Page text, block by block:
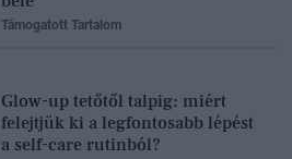
Támogatott Tartalom
Glow-up tetőtől talpig: miért
felejtjük ki a legfontosabb lépést
a self-care rutinból?